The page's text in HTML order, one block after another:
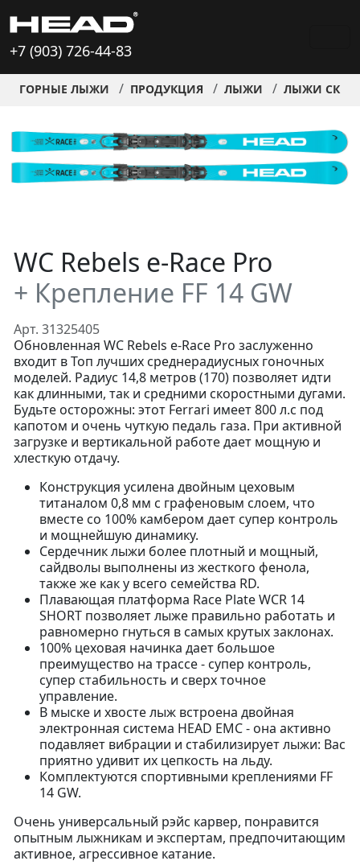
+7 (903) 726-44-83
ГОРНЫЕ ЛЫЖИ ПРОДУКЦИЯ ЛЫЖИ ЛЫЖИ
WC Rebels e-Race Pro
+ Крепление FF 14 GW
Арт. 31325405
Обновленная WC Rebels e-Race Pro заслуженно
входит в Топ лучших среднерадиусных гоночных
моделей. Радиус 14,8 метров (170) позволяет идти
как длинными, так и средними скоростными дугами.
Будьте осторожны: этот Ferrari имеет 800 л.с под
капотом и очень чуткую педаль газа. При активной
загрузке и вертикальной работе дает мощную и
хлесткую отдачу.
Конструкция усилена двойным цеховым
титаналом 0,8 мм с графеновым слоем, что
вместе со 100% камбером дает супер контроль
и мощнейшую динамику.
Сердечник лыжи более плотный и мощный,
сайдволы выполнены из жесткого фенола,
также же как у всего семейства RD.
Плавающая платформа Race Plate WCR 14
SHORT позволяет лыже правильно работать и
равномерно гнуться в самых крутых заклонах.
100% цеховая начинка дает большое
преимущество на трассе - супер контроль,
супер стабильность и сверх точное
управление.
В мыске и хвосте лыж встроена двойная
электронная система HEAD EMC - она активно
подавляет вибрации и стабилизирует лыжи: Вас
приятно удивит их цепкость на льду.
Комплектуются спортивными креплениями FF
14 GW.
Очень универсальный рэйс карвер, понравится
опытным лыжникам и экспертам, предпочитающим
активное, агрессивное катание.